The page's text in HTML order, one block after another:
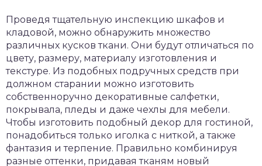
Проведя тщательную инспекцию шкафов и
кладовой, можно обнаружить множество
различных кусков ткани. Они будут отличаться по
цвету, размеру, материалу изготовления и
текстуре. Из подобных подручных средств при
должном старании можно изготовить
собственноручно декоративные салфетки,
покрывала, пледы и даже чехлы для мебели.
Чтобы изготовить подобный декор для гостиной,
понадобиться только иголка с ниткой, а также
фантазия и терпение. Правильно комбинируя
разные оттенки, придавая тканям новый